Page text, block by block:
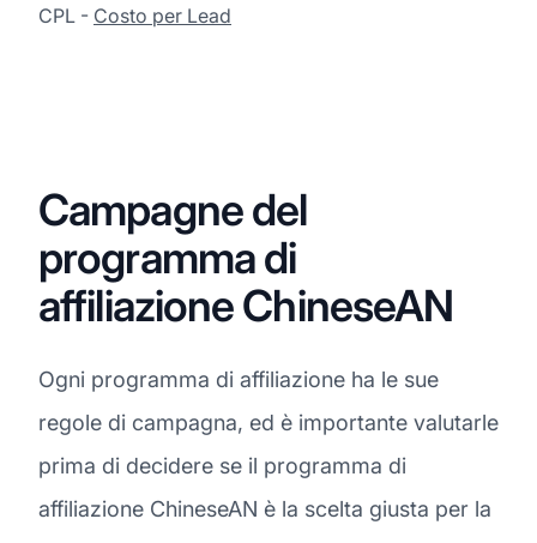
CPL - Costo per Lead
Campagne del
programma di
affiliazione ChineseAN
Ogni programma di affiliazione ha le sue
regole di campagna, ed è importante valutarle
prima di decidere se il programma di
affiliazione ChineseAN è la scelta giusta per la